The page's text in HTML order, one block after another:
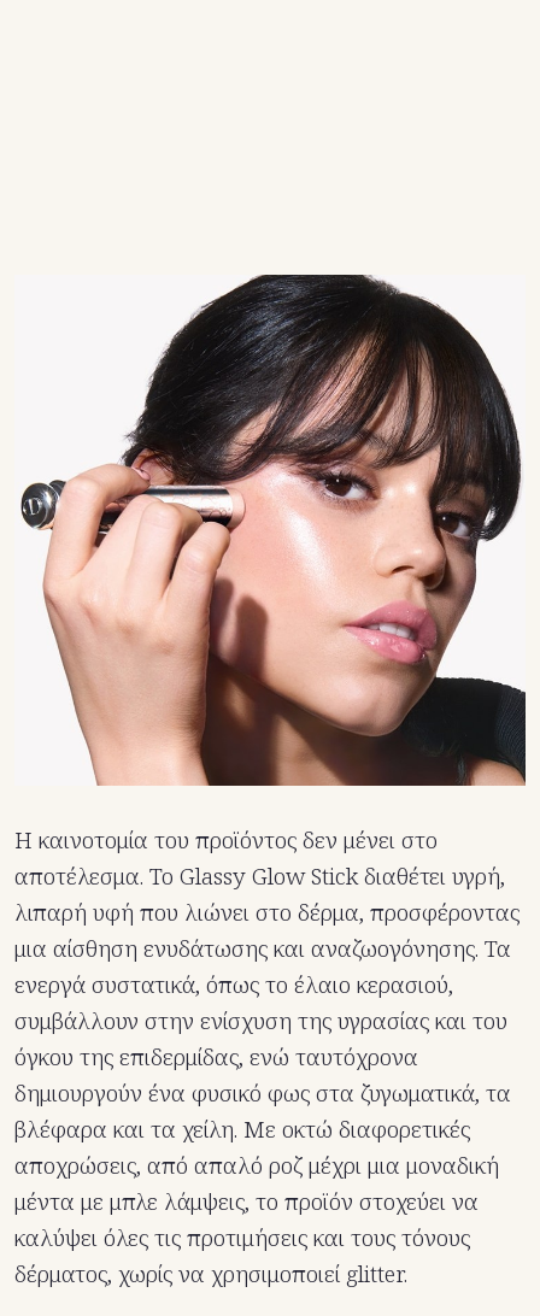
Η καινοτομία του προϊόντος δεν μένει στο
αποτέλεσμα. Το Glassy Glow Stick διαθέτει υγρή,
λιπαρή υφή που λιώνει στο δέρμα, προσφέροντας
μια αίσθηση ενυδάτωσης και αναζωογόνησης. Τα
ενεργά συστατικά, όπως το έλαιο κερασιού,
συμβάλλουν στην ενίσχυση της υγρασίας και του
όγκου της επιδερμίδας, ενώ ταυτόχρονα
δημιουργούν ένα φυσικό φως στα ζυγωματικά, τα
βλέφαρα και τα χείλη. Με οκτώ διαφορετικές
αποχρώσεις, από απαλό ροζ μέχρι μια μοναδική
μέντα με μπλε λάμψεις, το προϊόν στοχεύει να
καλύψει όλες τις προτιμήσεις και τους τόνους
δέρματος, χωρίς να χρησιμοποιεί glitter.